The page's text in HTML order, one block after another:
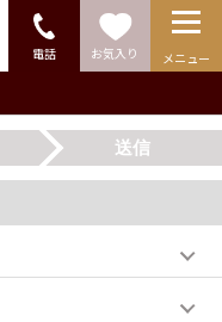
電話 お気入り メニュー
送信